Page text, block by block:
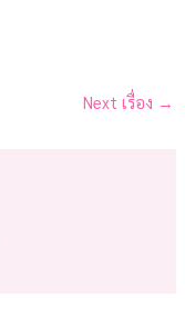
Next เรื่อง →